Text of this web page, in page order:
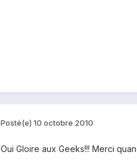
Posté(e) 10 octobre 2010
Oui Gloire aux Geeks!!! Merci